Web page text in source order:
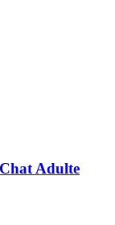
Adulte